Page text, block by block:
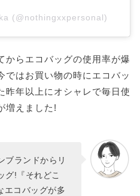
(@nothingxxpersonal)
からエコバッグの使用率が爆
ではお買い物の時にエコバッ
昨年以上にオシャレで毎日使
増えました!
ブランドからリ
グ!『それどこ
エコバッグが多